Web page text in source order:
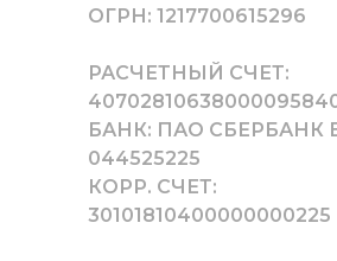
ОГРН: 1217700615296
РАСЧЕТНЫЙ СЧЕТ:
БАНК: ПАО СБЕРБАНК
044525225
КОРР. СЧЕТ:
30101810400000000225